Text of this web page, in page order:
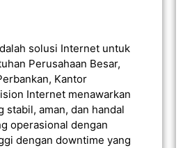
solusi Internet untuk
Perusahaan Besar,
Kantor
Internet menawarkan
stabil, aman, dan handal
operasional dengan
dengan downtime yang